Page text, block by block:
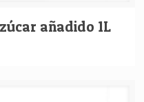
añadido 1L